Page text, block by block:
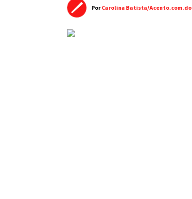
PorCarolina Batista/Acento.com.do